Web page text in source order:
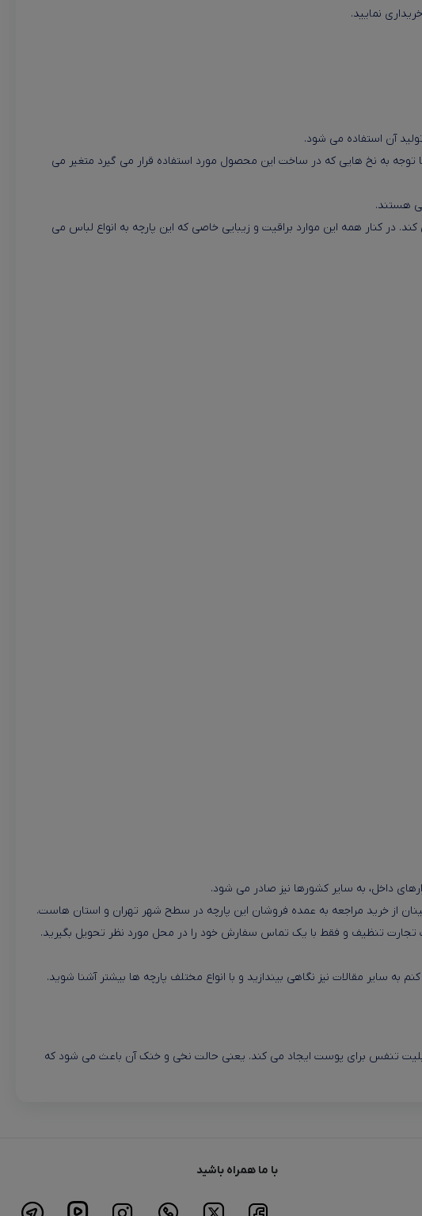
نمایید.
آن استفاده می شود.
توجه به نخ هایی که در ساخت این محصول مورد استفاده قرار می گیرد متغیر می
هستند.
در کنار همه این موارد براقیت و زیبایی خاصی که این پارچه به انواع لباس می
داخل، به سایر کشورها نیز صادر می شود.
از خرید مراجعه به عمده فروشان این پارچه در سطح شهر تهران و استان هاست.
تجارت تنظیف و فقط با یک تماس سفارش خود را در محل مورد نظر تحویل بگیرید.
به سایر مقالات نیز نگاهی بیندازید و با انواع مختلف پارچه ها بیشتر آشنا شوید.
تنفس برای پوست ایجاد می کند. یعنی حالت نخی و خنک آن باعث می شود که
با ما همراه باشید